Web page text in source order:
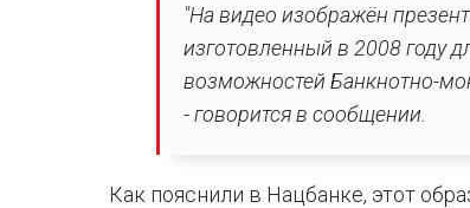
"На видео изображён
изготовленный в 2008 году
возможностей Банкнотно-
- говорится в сообщении.
Как пояснили в Нацбанке, этот